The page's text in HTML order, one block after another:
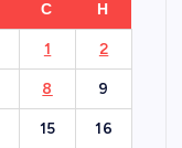
С Н
1 2
8 9
15 16